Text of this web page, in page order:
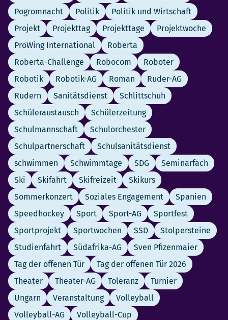
Pogromnacht
Politik
Politik und Wirtschaft
Projekt
Projekttag Projekttage
Projektwoche
ProWing International
Roberta
Roberta-Challenge
Robocom
Roboter
Robotik
Robotik-AG Roman
Ruder-AG
Rudern
Sanitätsdienst
Schlittschuh
Schüleraustausch
Schülerzeitung
Schulmannschaft
Schulorchester
Schulpartnerschaft
Schulsanitätsdienst
schwimmen
Schwimmtage SDG
Seminarfach
Ski
Skifahrt Skifreizeit
Skikurs
Sommerkonzert
Soziales Engagement
Spanien
Speedhockey
Sport Sport-AG
Sportfest
Sportprojekt
Sportwochen SSD
Stolpersteine
Studienfahrt
Südafrika-AG
Sven Pfizenmaier
Tag der offenen Tür
Tag der offenen Tür 2026
Theater
Theater-AG Toleranz
Turnier
Ungarn
Veranstaltung
Volleyball
Volleyball-AG
Volleyball-Cup